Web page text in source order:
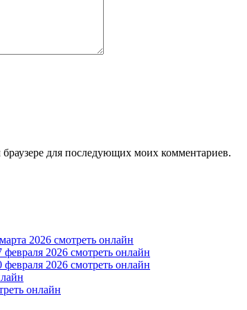
для последующих моих комментариев.
2026 смотреть онлайн
2026 смотреть онлайн
2026 смотреть онлайн
онлайн